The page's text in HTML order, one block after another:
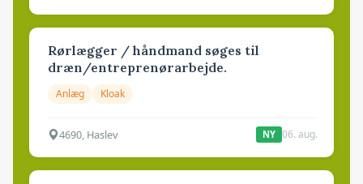
Rørlægger / håndmand søges til
dræn/entreprenørarbejde.
Anlæg Kloak
4690, Haslev NY 06. aug.